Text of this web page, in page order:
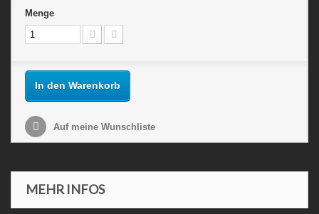
Menge
In den Warenkorb
Auf meine Wunschliste
MEHR INFOS